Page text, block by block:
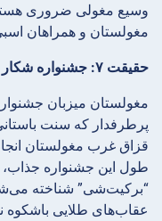
وسیع مغولی ضروری
مغولستان و همراهان
حقیقت ۷: جشنواره شکار عقاب در مغولستان وجود دارد
مغولستان میزبان
پرطرفدار که سنت
قزاق غرب مغولستان
طول این جشنواره جذاب،
“برکیت‌شی” شناخته
عقاب‌های طلایی باشکوه